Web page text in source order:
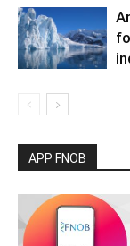
APP FNOB